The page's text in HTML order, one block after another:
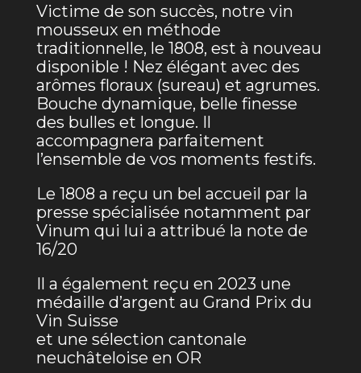
Victime de son succès, notre vin
mousseux en méthode
traditionnelle, le 1808, est à nouveau
disponible ! Nez élégant avec des
arômes floraux (sureau) et agrumes.
Bouche dynamique, belle finesse
des bulles et longue. Il
accompagnera parfaitement
l’ensemble de vos moments festifs.
Le 1808 a reçu un bel accueil par la
presse spécialisée notamment par
Vinum qui lui a attribué la note de
16/20
Il a également reçu en 2023 une
médaille d’argent au Grand Prix du
Vin Suisse
et une sélection cantonale
neuchâteloise en OR